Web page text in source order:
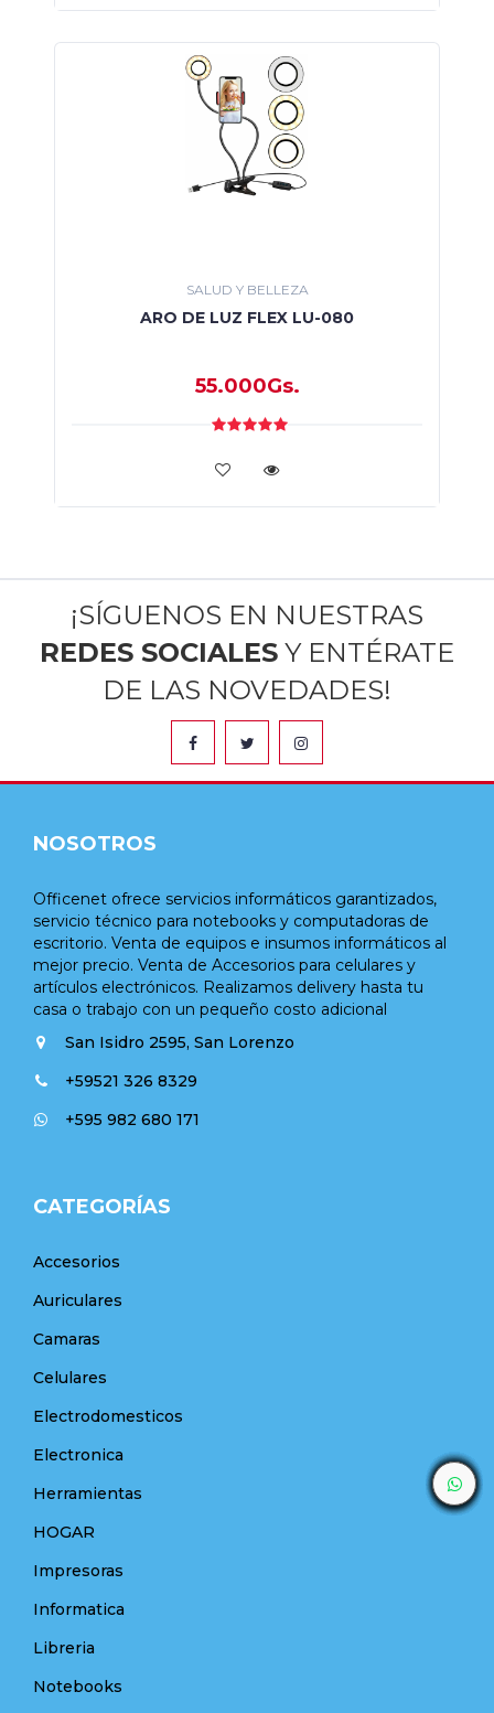
SALUD Y BELLEZA
ARO DE LUZ FLEX LU-080
55.000Gs.
¡SÍGUENOS EN NUESTRAS
REDES SOCIALES Y ENTÉRATE
DE LAS NOVEDADES!
NOSOTROS
Officenet ofrece servicios informáticos garantizados,
servicio técnico para notebooks y computadoras de
escritorio. Venta de equipos e insumos informáticos al
mejor precio. Venta de Accesorios para celulares y
artículos electrónicos. Realizamos delivery hasta tu
casa o trabajo con un pequeño costo adicional
San Isidro 2595, San Lorenzo
+59521 326 8329
+595 982 680 171
CATEGORÍAS
Accesorios
Auriculares
Camaras
Celulares
Electrodomesticos
Electronica
Herramientas
HOGAR
Impresoras
Informatica
Libreria
Notebooks